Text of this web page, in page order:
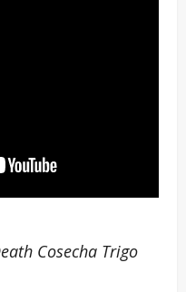
Cosecha Trigo